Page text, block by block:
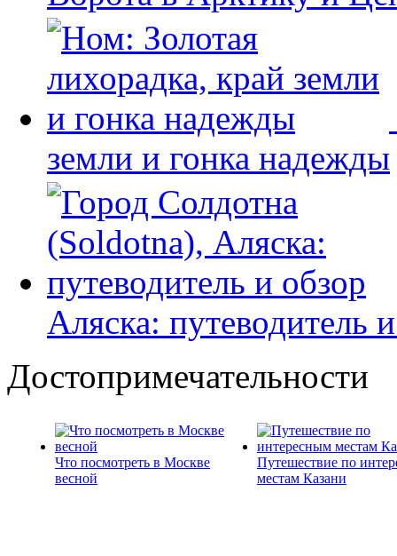
земли и гонка надежды
Аляска: путеводитель
Достопримечательности
Что посмотреть в Москве
весной
Путешествие по
местам Казани